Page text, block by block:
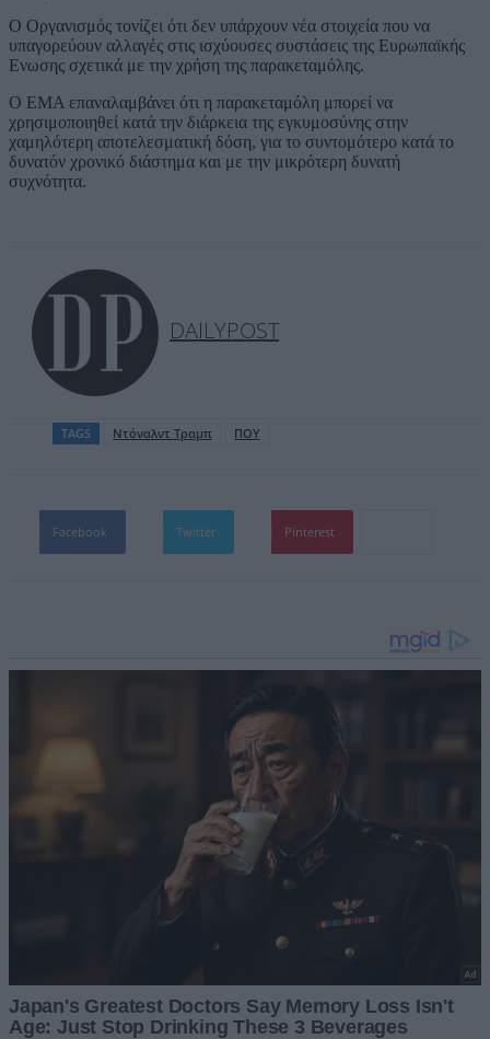
Ο Οργανισμός τονίζει ότι δεν υπάρχουν νέα στοιχεία που να
υπαγορεύουν αλλαγές στις ισχύουσες συστάσεις της Ευρωπαϊκής
Ενωσης σχετικά με την χρήση της παρακεταμόλης.
Ο EMA επαναλαμβάνει ότι η παρακεταμόλη μπορεί να
χρησιμοποιηθεί κατά την διάρκεια της εγκυμοσύνης στην
χαμηλότερη αποτελεσματική δόση, για το συντομότερο κατά το
δυνατόν χρονικό διάστημα και με την μικρότερη δυνατή
συχνότητα.
DAILYPOST
TAGS Ντόναλντ Τραμπ ΠΟΥ
Facebook Twitter Pinterest